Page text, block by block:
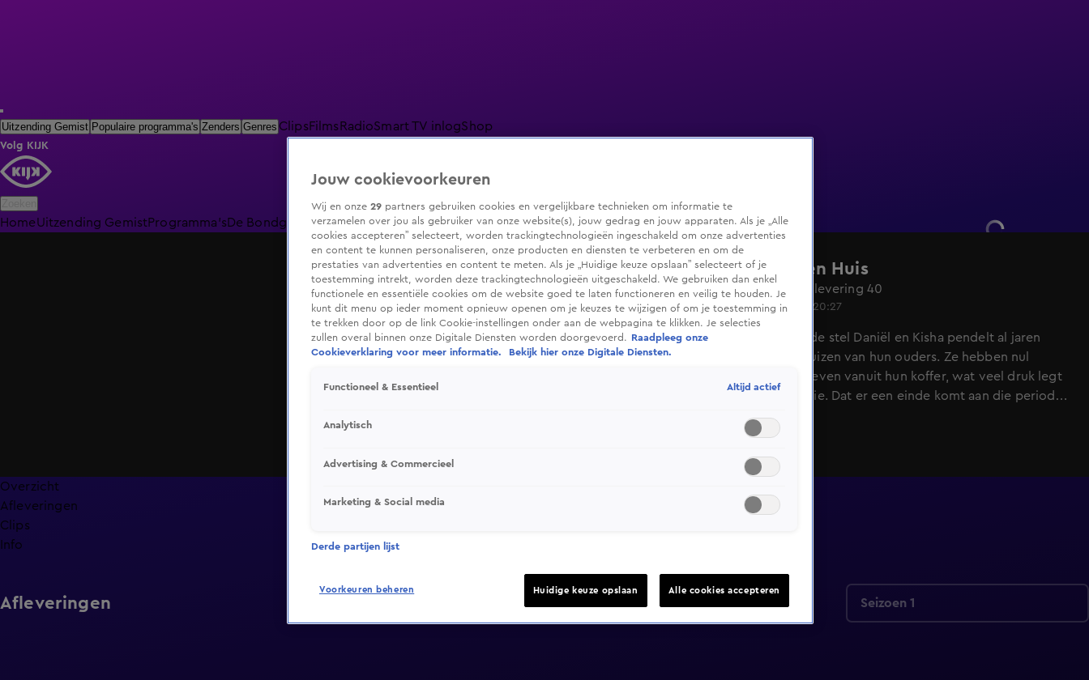
Uitzending Gemist Populaire programma's Zenders Genres ClipsFilms RadioSmart TV inlogShop
Volg KIJK
HomeUitzending GemistProgramma's De BondgenotenDe OranjezomerLivestreamsShop
Een Eigen Huis
Seizoen 1, aflevering 40
25 okt 2024, 20:27
Het verloofde stel Daniël en Kisha pendelt al jaren
tussen de huizen van hun ouders. Ze hebben nul
privacy en leven vanuit hun koffer, wat veel druk legt
op hun relatie. Dat er een einde komt aan die periode,
zorgt uiteraard voor euforie bij het winnende koppel.
Vijf jaar lang een financieel zorgeloos bestaan en een
prachtig dak boven hun hoofd: een droom die -
eindelijk - uitkomt.
Overzicht
Afleveringen
Clips
Info
Afleveringen Seizoen 1
Jouw cookievoorkeuren
Wij en onze 29 partners gebruiken cookies en vergelijkbare technieken om informatie te
verzamelen over jou als gebruiker van onze website(s), jouw gedrag en jouw apparaten. Als je „Alle
cookies accepteren” selecteert, worden trackingtechnologieën ingeschakeld om onze advertenties
en content te kunnen personaliseren, onze producten en diensten te verbeteren en om de
prestaties van advertenties en content te meten. Als je „Huidige keuze opslaan” selecteert of je
toestemming intrekt, worden deze trackingtechnologieën uitgeschakeld. We gebruiken dan enkel
functionele en essentiële cookies om de website goed te laten functioneren en veilig te houden. Je
kunt dit menu op ieder moment opnieuw openen om je keuzes te wijzigen of om je toestemming in
te trekken door op de link Cookie-instellingen onder aan de webpagina te klikken. Je selecties
zullen overal binnen onze Digitale Diensten worden doorgevoerd.
Raadpleeg onze
Cookieverklaring voor meer informatie.
Bekijk hier onze Digitale Diensten.
Functioneel & Essentieel Altijd actief
Analytisch
Advertising & Commercieel
Marketing & Social media
Derde partijen lijst
Voorkeuren beheren Huidige keuze opslaan Alle cookies accepteren